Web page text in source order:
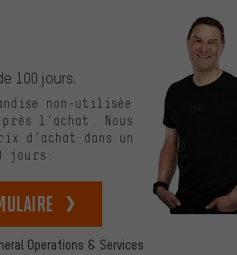
Operations & Services
100 jours.
non-utilisée
l’achat. Nous
d’achat dans un
jours.